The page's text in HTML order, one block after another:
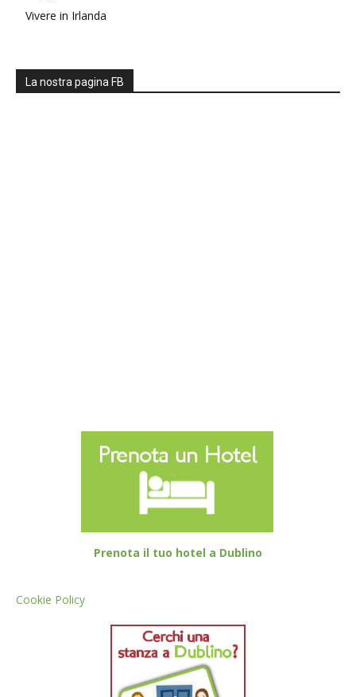
Vivere in Irlanda
La nostra pagina FB
Prenota il tuo hotel a Dublino
Cookie Policy